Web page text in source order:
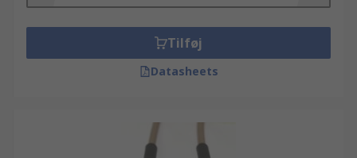
Tilføj
Datasheets